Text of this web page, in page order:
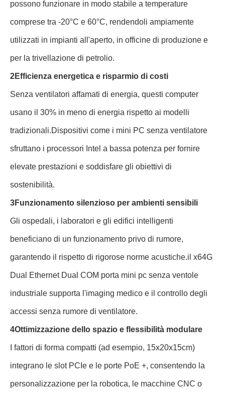
possono funzionare in modo stabile a temperature
comprese tra -20°C e 60°C, rendendoli ampiamente
utilizzati in impianti all'aperto, in officine di produzione e
per la trivellazione di petrolio.
2Efficienza energetica e risparmio di costi
Senza ventilatori affamati di energia, questi computer
usano il 30% in meno di energia rispetto ai modelli
tradizionali.Dispositivi come i mini PC senza ventilatore
sfruttano i processori Intel a bassa potenza per fornire
elevate prestazioni e soddisfare gli obiettivi di
sostenibilità.
3Funzionamento silenzioso per ambienti sensibili
Gli ospedali, i laboratori e gli edifici intelligenti
beneficiano di un funzionamento privo di rumore,
garantendo il rispetto di rigorose norme acustiche.il x64G
Dual Ethernet Dual COM porta mini pc senza ventole
industriale supporta l'imaging medico e il controllo degli
accessi senza rumore di ventilatore.
4Ottimizzazione dello spazio e flessibilità modulare
I fattori di forma compatti (ad esempio, 15x20x15cm)
integrano le slot PCIe e le porte PoE +, consentendo la
personalizzazione per la robotica, le macchine CNC o